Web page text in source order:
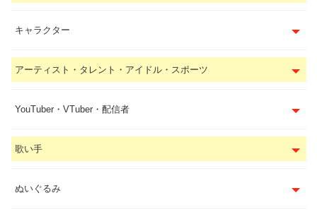
キャラクター
アーティスト・タレント・アイドル・スポーツ
YouTuber・VTuber・配信者
歌い手
ぬいぐるみ